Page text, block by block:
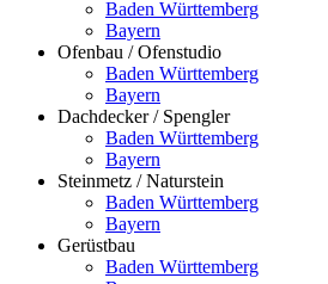
Baden Württemberg
Bayern
Ofenbau / Ofenstudio
Baden Württemberg
Bayern
Dachdecker / Spengler
Baden Württemberg
Bayern
Steinmetz / Naturstein
Baden Württemberg
Bayern
Gerüstbau
Baden Württemberg